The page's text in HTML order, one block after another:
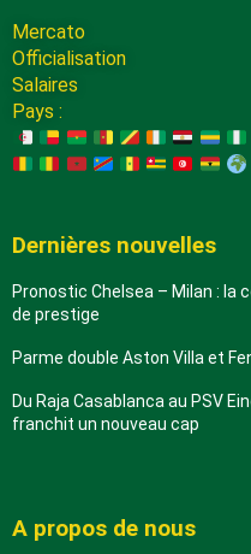
Mercato
Officialisation
Salaires
Pays :
Dernières nouvelles
Pronostic Chelsea – Milan : la
de prestige
Parme double Aston Villa et
Du Raja Casablanca au PSV
franchit un nouveau cap
A propos de nous